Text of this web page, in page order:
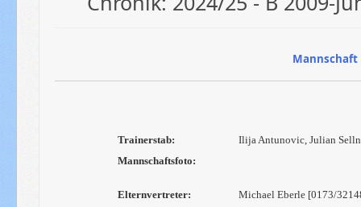
Trainerstab:
Ilija Antunovic, Julian
Mannschaftsfoto:
Elternvertreter: Michael Eberle [0173/